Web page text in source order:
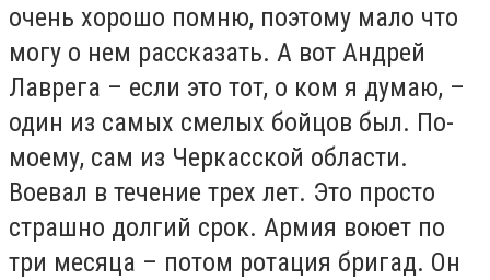
очень хорошо помню, поэтому мало что
могу о нем рассказать. А вот Андрей
Лаврега – если это тот, о ком я думаю, –
один из самых смелых бойцов был. По-
моему, сам из Черкасской области.
Воевал в течение трех лет. Это просто
страшно долгий срок. Армия воюет по
три месяца – потом ротация бригад. Он